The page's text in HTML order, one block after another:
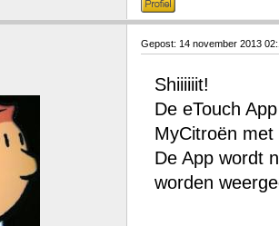
Gepost: 14 november 2013
Shiiiiiit!
De eTouch
MyCitroën
De App wordt
worden